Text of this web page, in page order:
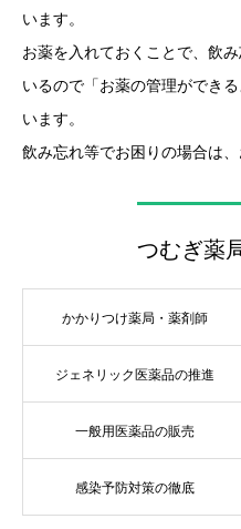
います。
お薬を入れておくことで、飲
いるので「お薬の管理ができ
います。
飲み忘れ等でお困りの場合は
つむぎ薬
かかりつけ薬局・薬剤師
ジェネリック医薬品の推進
一般用医薬品の販売
感染予防対策の徹底